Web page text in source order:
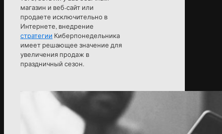
магазин и веб-сайт или
продаете исключительно в
Интернете, внедрение
стратегии Киберпонедельника
имеет решающее значение для
увеличения продаж в
праздничный сезон.